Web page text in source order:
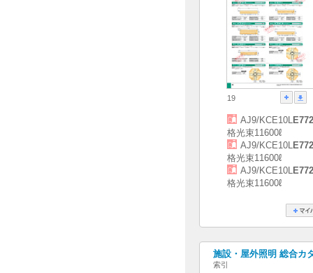
19
AJ9/KCE10L
格光束11600ℓ
AJ9/KCE10L
格光束11600ℓ
AJ9/KCE10L
格光束11600ℓ
施設・屋外照明 総合カ
索引